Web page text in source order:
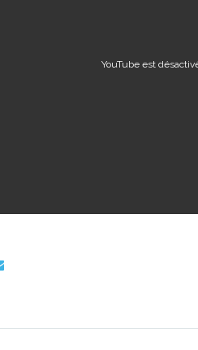
YouTube est